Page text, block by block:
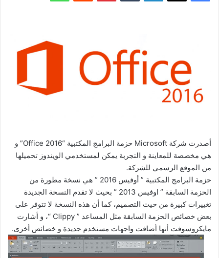
أصدرت شركة Microsoft حزمة البرامج المكتبية “Office 2016” و
هي مخصصة للمعاينة و التجربة يمكن لمستخدمي الويندوز تحميلها
من الموقع الرسمي للشركة.
حزمة البرامج المكتبية ” أوفيس 2016 ” هي نسخة مطورة من
الحزمة السابقة ” اوفيس 2013 ” بحيث لا تقدم النسخة الجديدة
تغييرات كبيرة من حيث التصميم، كما أن هذه النسخة لا تتوفر على
بعض خصائص الحزمة السابقة مثل المساعد ” Clippy “، و أشارت
مايكروسوفت أنها أضافت واجهات مستخدم جديدة و خصائص أخرى.